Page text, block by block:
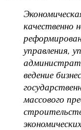
качественно
управления,
ведение
массового